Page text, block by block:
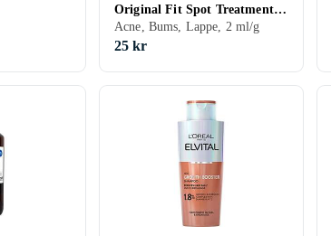
Original Fit Spot Treatment
24 pcs
Acne, Bums, Lappe, 2 ml/g
25 kr